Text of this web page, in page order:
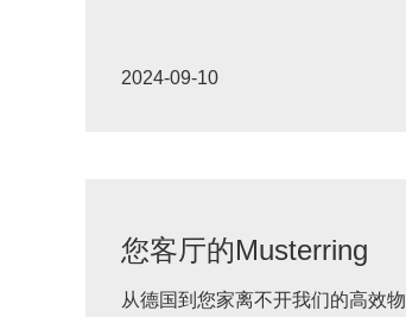
2024-09-10
您客厅的Musterring
从德国到您家离不开我们的高效物